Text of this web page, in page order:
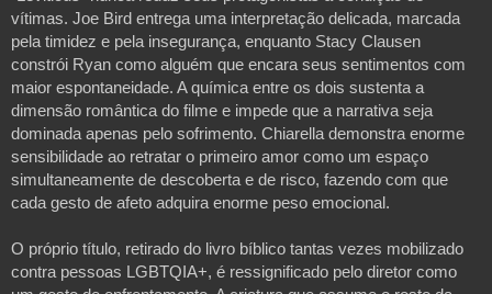
vítimas. Joe Bird entrega uma interpretação delicada, marcada
pela timidez e pela insegurança, enquanto Stacy Clausen
constrói Ryan como alguém que encara seus sentimentos com
maior espontaneidade. A química entre os dois sustenta a
dimensão romântica do filme e impede que a narrativa seja
dominada apenas pelo sofrimento. Chiarella demonstra enorme
sensibilidade ao retratar o primeiro amor como um espaço
simultaneamente de descoberta e de risco, fazendo com que
cada gesto de afeto adquira enorme peso emocional.
O próprio título, retirado do livro bíblico tantas vezes mobilizado
contra pessoas LGBTQIA+, é ressignificado pelo diretor como